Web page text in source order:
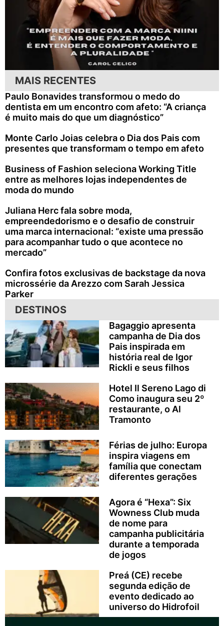
MAIS RECENTES
Paulo Bonavides transformou o medo do
dentista em um encontro com afeto: “A criança
é muito mais do que um diagnóstico”
Monte Carlo Joias celebra o Dia dos Pais com
presentes que transformam o tempo em afeto
Business of Fashion seleciona Working Title
entre as melhores lojas independentes de
moda do mundo
Juliana Herc fala sobre moda,
empreendedorismo e o desafio de construir
uma marca internacional: “existe uma pressão
para acompanhar tudo o que acontece no
mercado”
Confira fotos exclusivas de backstage da nova
microssérie da Arezzo com Sarah Jessica
Parker
DESTINOS
Bagaggio apresenta
campanha de Dia dos
Pais inspirada em
história real de Igor
Rickli e seus filhos
Hotel Il Sereno Lago di
Como inaugura seu 2º
restaurante, o Al
Tramonto
Férias de julho: Europa
inspira viagens em
família que conectam
diferentes gerações
Agora é “Hexa”: Six
Wowness Club muda
de nome para
campanha publicitária
durante a temporada
de jogos
Preá (CE) recebe
segunda edição de
evento dedicado ao
universo do Hidrofoil